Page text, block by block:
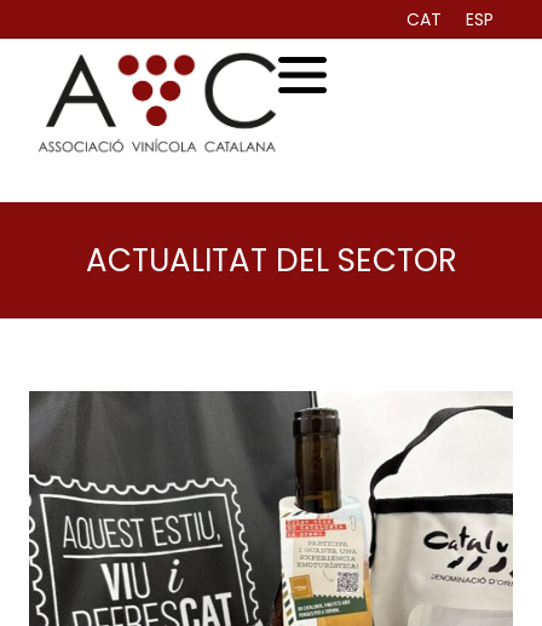
CAT ESP
ACTUALITAT DEL SECTOR